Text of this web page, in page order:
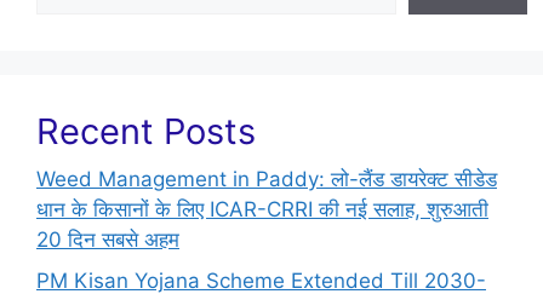
Recent Posts
Weed Management in Paddy: लो-लैंड डायरेक्ट सीडेड
धान के किसानों के लिए ICAR-CRRI की नई सलाह, शुरुआती
20 दिन सबसे अहम
PM Kisan Yojana Scheme Extended Till 2030-